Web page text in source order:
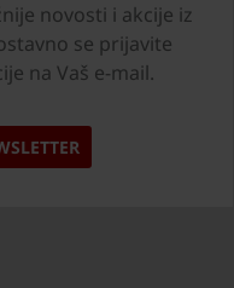
novosti i akcije iz
se prijavite
na Vaš e-mail.